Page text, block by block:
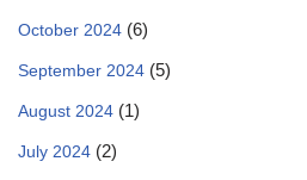
October 2024 (6)
September 2024 (5)
August 2024 (1)
July 2024 (2)